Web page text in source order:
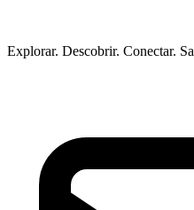
Explorar. Descobrir. Conectar.